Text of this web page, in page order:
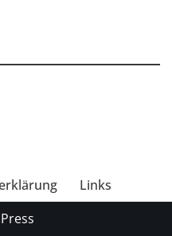
Links